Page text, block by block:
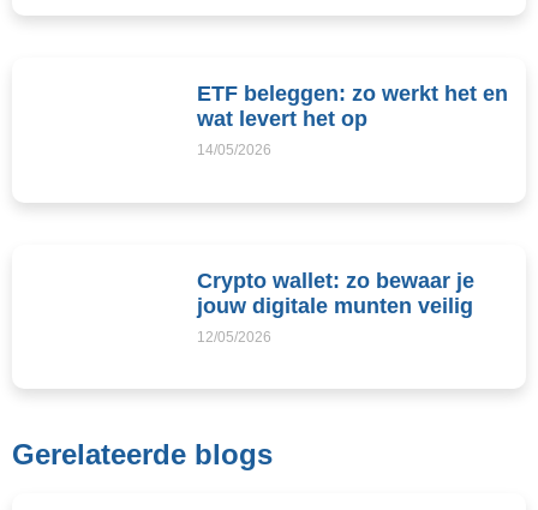
ETF beleggen: zo werkt het en
wat levert het op
14/05/2026
Crypto wallet: zo bewaar je
jouw digitale munten veilig
12/05/2026
Gerelateerde blogs